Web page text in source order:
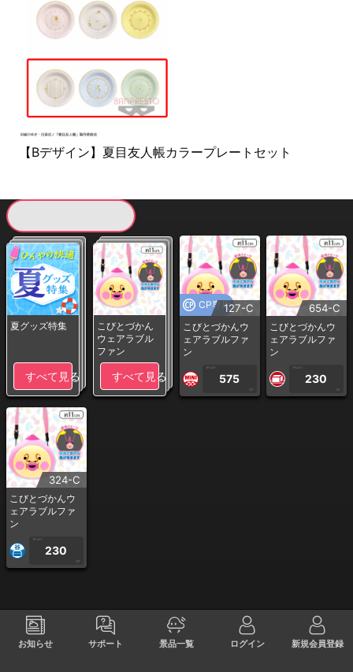
お知らせ サポート 景品一覧 ログイン 新規会員登録
【Bデザイン】夏目友人帳カラープレートセット
夏グッズ特集
すべて見る
こびとづかん
ウェアラブル
ファン
すべて見る
CP専用127-C
こびとづかんウ
ェアラブルファ
ン
1PLAY
575
CP
654-C
こびとづかんウ
ェアラブルファ
ン
1PLAY
230
CP
324-C
こびとづかんウ
ェアラブルファ
ン
1PLAY
230
CP